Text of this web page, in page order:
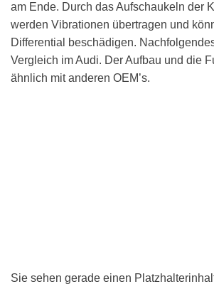
am Ende. Durch das Aufschaukeln der
werden Vibrationen übertragen und
Differential beschädigen.
Vergleich im Audi. Der Aufbau und die
ähnlich mit anderen OEM’s.
Sie sehen gerade einen